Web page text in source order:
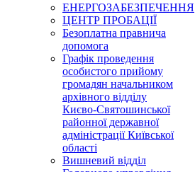
ЕНЕРГОЗАБЕЗПЕЧЕННЯ
ЦЕНТР ПРОБАЦІЇ
Безоплатна правнича
допомога
Графік проведення
особистого прийому
громадян начальником
архівного відділу
Києво-Святошинської
районної державної
адміністрації Київської
області
Вишневий відділ